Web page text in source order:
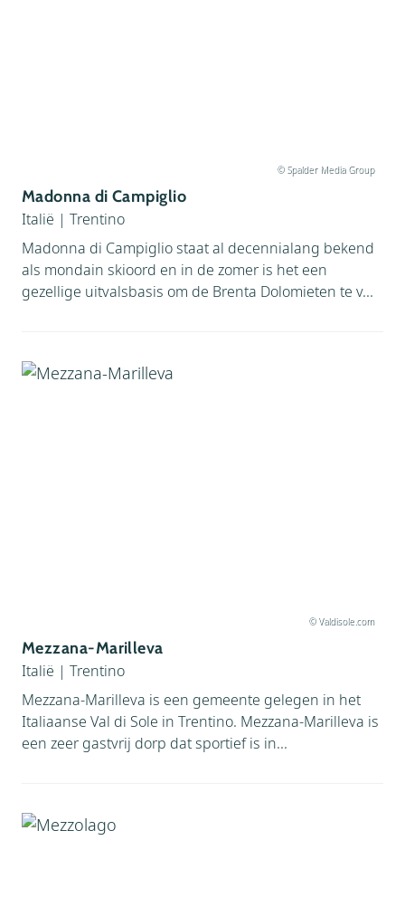
© Spalder Media Group
Madonna di Campiglio
Italië | Trentino
Madonna di Campiglio staat al decennialang bekend
als mondain skioord en in de zomer is het een
gezellige uitvalsbasis om de Brenta Dolomieten te v...
© Valdisole.com
Mezzana-Marilleva
Italië | Trentino
Mezzana-Marilleva is een gemeente gelegen in het
Italiaanse Val di Sole in Trentino. Mezzana-Marilleva is
een zeer gastvrij dorp dat sportief is in...